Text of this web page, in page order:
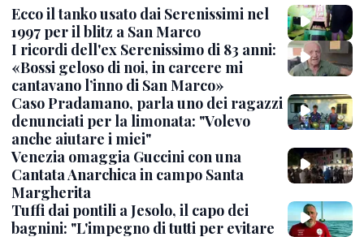
Ecco il tanko usato dai Serenissimi nel
1997 per il blitz a San Marco
I ricordi dell'ex Serenissimo di 83 anni:
«Bossi geloso di noi, in carcere mi
cantavano l’inno di San Marco»
Caso Pradamano, parla uno dei ragazzi
denunciati per la limonata: "Volevo
anche aiutare i miei"
Venezia omaggia Guccini con una
Cantata Anarchica in campo Santa
Margherita
Tuffi dai pontili a Jesolo, il capo dei
bagnini: "L'impegno di tutti per evitare